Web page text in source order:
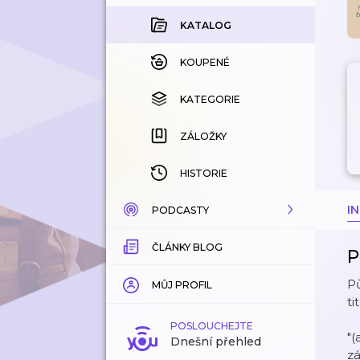
KATALOG
KOUPENÉ
KATEGORIE
ZÁLOŽKY
HISTORIE
PODCASTY
KATALOG
KATEGORIE
ZÁLOŽKY
ČLÁNKY BLOG
MŮJ PROFIL
POSLOUCHEJTE
Dnešní přehled